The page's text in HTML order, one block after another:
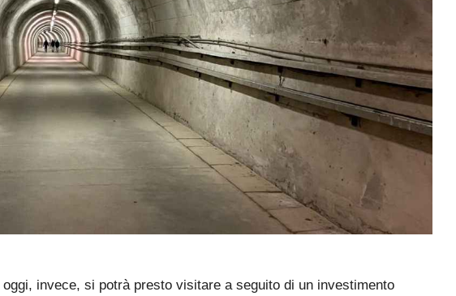
invece, si potrà presto visitare a seguito di un investimento